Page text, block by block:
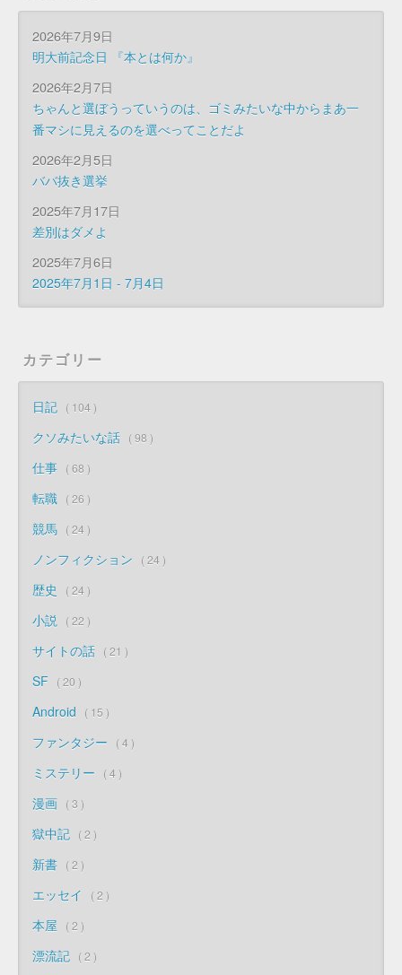
2026年7月9日
明大前記念日 『本とは何か』
2026年2月7日
ちゃんと選ぼうっていうのは、ゴミみたいな中からまあ一
番マシに見えるのを選べってことだよ
2026年2月5日
ババ抜き選挙
2025年7月17日
差別はダメよ
2025年7月6日
2025年7月1日 - 7月4日
カテゴリー
日記 104
クソみたいな話 98
仕事 68
転職 26
競馬 24
ノンフィクション 24
歴史 24
小説 22
サイトの話 21
SF 20
Android 15
ファンタジー 4
ミステリー 4
漫画 3
獄中記 2
新書 2
エッセイ 2
本屋 2
漂流記 2